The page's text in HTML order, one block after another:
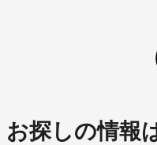
お探しの情報